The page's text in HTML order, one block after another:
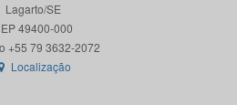
Lagarto/SE
49400-000
Localização